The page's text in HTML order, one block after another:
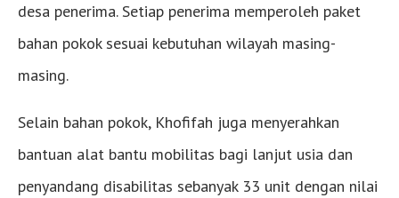
desa penerima. Setiap penerima memperoleh paket
bahan pokok sesuai kebutuhan wilayah masing-
masing.
Selain bahan pokok, Khofifah juga menyerahkan
bantuan alat bantu mobilitas bagi lanjut usia dan
penyandang disabilitas sebanyak 33 unit dengan nilai